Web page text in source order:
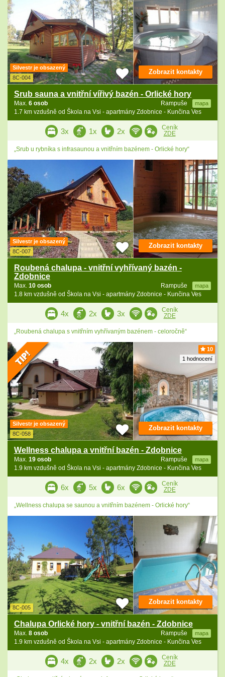
Silvestr je obsazený
8C-004
Srub sauna a vnitřní vířivý bazén - Orlické hory
Rampuše mapa
Max. 6 osob
1.7 km vzdušně od Škola na Vsi - apartmány Zdobnice - Kunčina Ves
Zobrazit kontakty
3x 1x 2x
Ceník
ZDE
„Srub u rybníka s infrasaunou a vnitřním bazénem - Orlické hory“
Silvestr je obsazený
8C-007
Roubená chalupa - vnitřní vyhřívaný bazén -
Zdobnice
Rampuše mapa
Max. 10 osob
1.8 km vzdušně od Škola na Vsi - apartmány Zdobnice - Kunčina Ves
Zobrazit kontakty
4x 2x 3x
Ceník
ZDE
„Roubená chalupa s vnitřním vyhřívaným bazénem - celoročně“
10
1 hodnocení
Silvestr je obsazený
8C-058
Wellness chalupa a vnitřní bazén - Zdobnice
Rampuše mapa
Max. 19 osob
1.9 km vzdušně od Škola na Vsi - apartmány Zdobnice - Kunčina Ves
Zobrazit kontakty
6x 5x 6x
Ceník
ZDE
„Wellness chalupa se saunou a vnitřním bazénem - Orlické hory“
8C-005
Chalupa Orlické hory - vnitřní bazén - Zdobnice
Rampuše mapa
Max. 8 osob
1.9 km vzdušně od Škola na Vsi - apartmány Zdobnice - Kunčina Ves
Zobrazit kontakty
4x 2x 2x
Ceník
ZDE